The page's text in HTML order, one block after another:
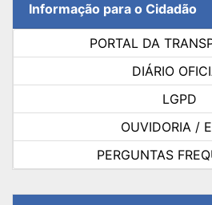
Informação para o Cidadão
PORTAL DA
DIÁRIO
LGPD
OUVIDORIA /
PERGUNTAS